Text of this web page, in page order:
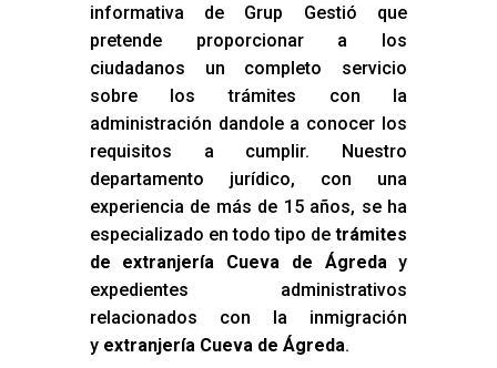
informativa de Grup Gestió que
pretende proporcionar a los
ciudadanos un completo servicio
sobre los trámites con la
administración dandole a conocer los
requisitos a cumplir. Nuestro
departamento jurídico, con una
experiencia de más de 15 años, se ha
especializado en todo tipo detrámites
de extranjería Cueva de Ágreda y
expedientes administrativos
relacionados con la inmigración
y extranjería Cueva de Ágreda.